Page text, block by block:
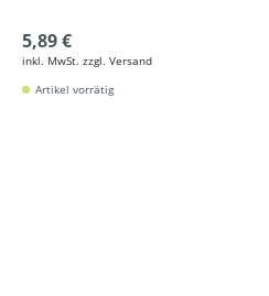
5,89 €
inkl. MwSt. zzgl. Versand
Artikel vorrätig